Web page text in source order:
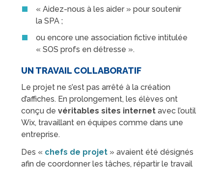
« Aidez-nous à les aider » pour soutenir
la SPA ;
ou encore une association fictive intitulée
« SOS profs en détresse ».
UN TRAVAIL COLLABORATIF
Le projet ne s’est pas arrêté à la création
d’affiches. En prolongement, les élèves ont
conçu devéritables sites internet avec l’outil
Wix, travaillant en équipes comme dans une
entreprise.
Des « chefs de projet » avaient été désignés
afin de coordonner les tâches, répartir le travail